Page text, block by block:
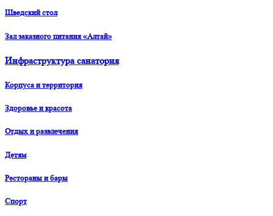
Шведский стол
Зал заказного питания «Алтай»
Инфраструктура санатория
Корпуса и территория
Здоровье и красота
Отдых и развлечения
Детям
Рестораны и бары
Спорт